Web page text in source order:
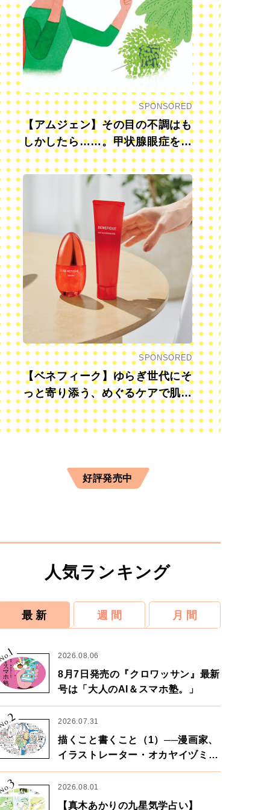
の部分だけ先に鍋に入れ、少し煮る。
SPONSORED
【アムジェン】その目の不調はも
しかしたら……。甲状腺眼症を知
っていますか？
SPONSORED
【ベネフィーク】ゆらぎ世代にそ
っと寄り添う、めぐるケアで肌も
心も前向きに
好評発売中
人気ランキング
最 新 週 間 月 間
1 2026.08.06
8月7日発売の『クロワッサン』最新
号は「大人のAI＆スマホ塾。」
2 2026.07.31
描くこと書くこと（1）──漫画家、
イラストレーター・オカヤイヅミさ
ん×漫画家・鶴谷香央理さん
3 2026.08.01
【真木あかりの九星気学占い】